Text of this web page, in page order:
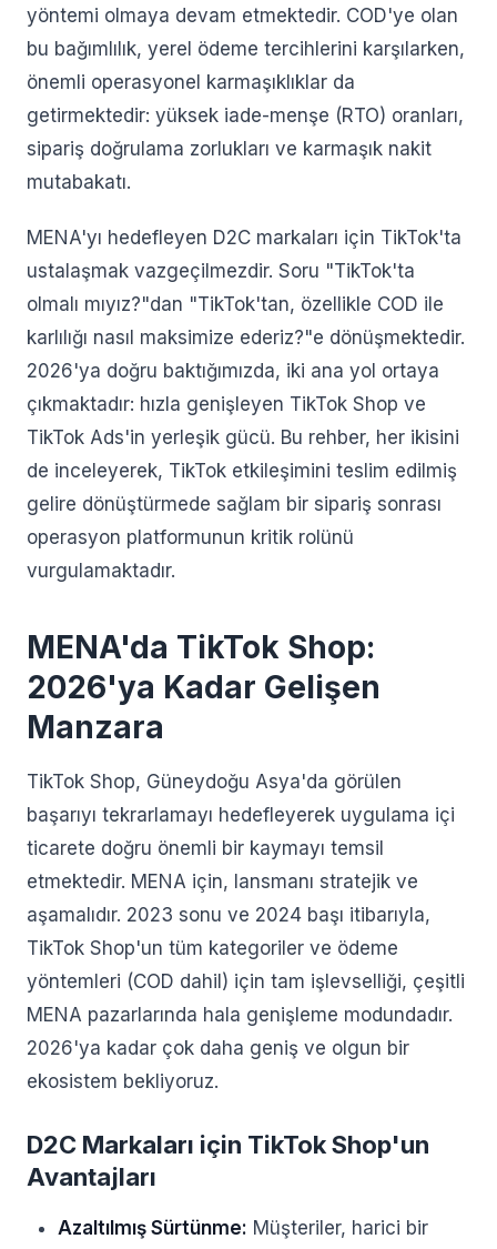
yöntemi olmaya devam etmektedir. COD'ye olan
bu bağımlılık, yerel ödeme tercihlerini karşılarken,
önemli operasyonel karmaşıklıklar da
getirmektedir: yüksek iade-menşe (RTO) oranları,
sipariş doğrulama zorlukları ve karmaşık nakit
mutabakatı.
MENA'yı hedefleyen D2C markaları için TikTok'ta
ustalaşmak vazgeçilmezdir. Soru "TikTok'ta
olmalı mıyız?"dan "TikTok'tan, özellikle COD ile
karlılığı nasıl maksimize ederiz?"e dönüşmektedir.
2026'ya doğru baktığımızda, iki ana yol ortaya
çıkmaktadır: hızla genişleyen TikTok Shop ve
TikTok Ads'in yerleşik gücü. Bu rehber, her ikisini
de inceleyerek, TikTok etkileşimini teslim edilmiş
gelire dönüştürmede sağlam bir sipariş sonrası
operasyon platformunun kritik rolünü
vurgulamaktadır.
MENA'da TikTok Shop:
2026'ya Kadar Gelişen
Manzara
TikTok Shop, Güneydoğu Asya'da görülen
başarıyı tekrarlamayı hedefleyerek uygulama içi
ticarete doğru önemli bir kaymayı temsil
etmektedir. MENA için, lansmanı stratejik ve
aşamalıdır. 2023 sonu ve 2024 başı itibarıyla,
TikTok Shop'un tüm kategoriler ve ödeme
yöntemleri (COD dahil) için tam işlevselliği, çeşitli
MENA pazarlarında hala genişleme modundadır.
2026'ya kadar çok daha geniş ve olgun bir
ekosistem bekliyoruz.
D2C Markaları için TikTok Shop'un
Avantajları
Azaltılmış Sürtünme: Müşteriler, harici bir